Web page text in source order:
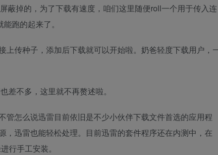
蔽掉的，为了下载有速度，咱们这里随便roll一个用于传入连
跑的起来了。
传种子，添加后下载就可以开始啦。奶爸轻度下载用户，
不多，这里就不再赘述啦。
怎么说迅雷目前依旧是不少小伙伴下载文件首选的应用程
，迅雷也能轻松处理。目前迅雷的套件程序还在内测中，在
行手工安装。